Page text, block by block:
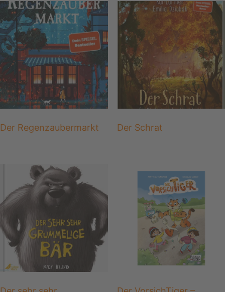
Der Regenzaubermarkt Der Schrat